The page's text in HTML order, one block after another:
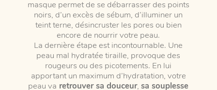
masque permet de se débarrasser des points
noirs, d’un excès de sébum, d’illuminer un
teint terne, désincruster les pores ou bien
encore de nourrir votre peau.
La dernière étape est incontournable. Une
peau mal hydratée tiraille, provoque des
rougeurs ou des picotements. En lui
apportant un maximum d’hydratation, votre
peau va retrouver sa douceur,sa souplesse